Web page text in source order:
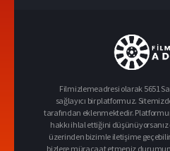
Filmizlemeadresi olarak 5651
sağlayıcı bir platformuz.
tarafından eklenmektedir.
hakkı ihlal ettiğini düşünüyorsanız
üzerinden bizimle iletişime
bizlere müracaat etmeniz